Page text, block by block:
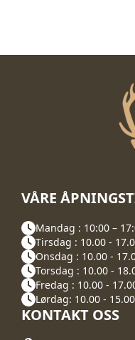
VÅRE
Mandag : 10:00 –
Tirsdag : 10.00 -
Onsdag : 10.00 -
Torsdag : 10.00 -
Fredag : 10.00 -
Lørdag: 10.00 - 15.00
KONTAKT OSS